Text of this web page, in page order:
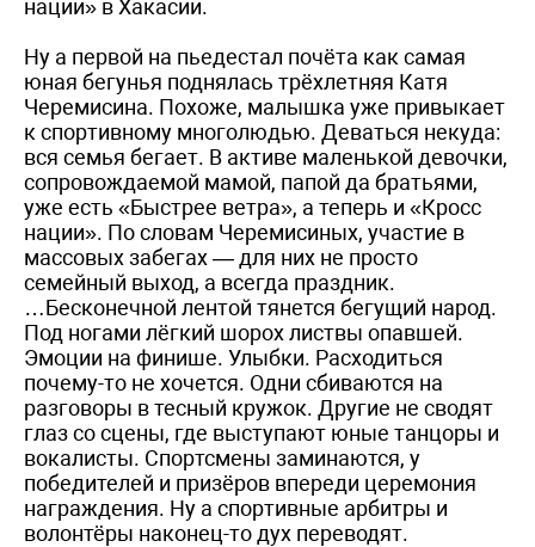
нации» в Хакасии.
Ну а первой на пьедестал почёта как самая
юная бегунья поднялась трёхлетняя Катя
Черемисина. Похоже, малышка уже привыкает
к спортивному многолюдью. Деваться некуда:
вся семья бегает. В активе маленькой девочки,
сопровождаемой мамой, папой да братьями,
уже есть «Быстрее ветра», а теперь и «Кросс
нации». По словам Черемисиных, участие в
массовых забегах — для них не просто
семейный выход, а всегда праздник.
…Бесконечной лентой тянется бегущий народ.
Под ногами лёгкий шорох листвы опавшей.
Эмоции на финише. Улыбки. Расходиться
почему-то не хочется. Одни сбиваются на
разговоры в тесный кружок. Другие не сводят
глаз со сцены, где выступают юные танцоры и
вокалисты. Спортсмены заминаются, у
победителей и призёров впереди церемония
награждения. Ну а спортивные арбитры и
волонтёры наконец-то дух переводят.